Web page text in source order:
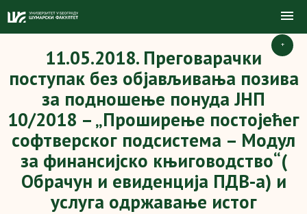
+
11.05.2018. Преговарачки
поступак без објављивања позива
за подношење понуда ЈНП
10/2018 – „Проширење постојећег
софтверског подсистема – Модул
за финансијско књиговодство“(
Обрачун и евиденција ПДВ-а) и
услуга одржавање истог